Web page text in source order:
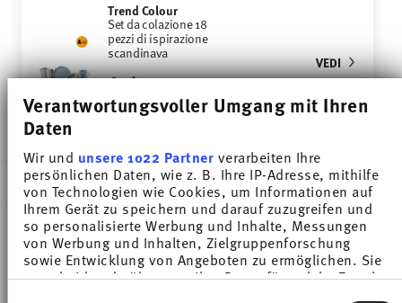
Verantwortungsvoller Umgang mit Ihren
Daten
Wir und unsere 1022 Partnerverarbeiten Ihre
persönlichen Daten, wie z. B. Ihre IP-Adresse, mithilfe
von Technologien wie Cookies, um Informationen auf
Ihrem Gerät zu speichern und darauf zuzugreifen und
so personalisierte Werbung und Inhalte, Messungen
von Werbung und Inhalten, Zielgruppenforschung
sowie Entwicklung von Angeboten zu ermöglichen. Sie
entscheiden darüber, wer Ihre Daten für welche Zwecke
Trend Colour
Set da colazione 18
pezzi di ispirazione
scandinava
€ 269,00
Price reduced from
€ 361,00to-25%
VEDI
DESCRIZIONE
Thomas Trend Colour Moon Grey Piatto colazione -
Rotondo - Ø 20,0 cm - h 2,3 cm, Porcellana